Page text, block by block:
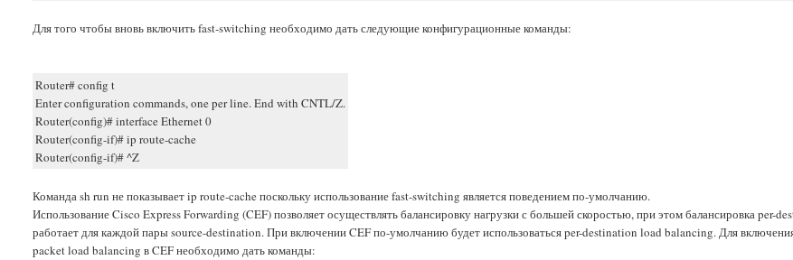
Для того чтобы вновь включить fast-switching необходимо дать следующие конфигурационные команды:
Router# config t
Enter configuration commands, one per line. End with CNTL/Z.
Router(config)# interface Ethernet 0
Router(config-if)# ip route-cache
Router(config-if)# ^Z
Команда sh run не показывает ip route-cache поскольку использование fast-switching является поведением по-умолчанию.
Использование Cisco Express Forwarding (CEF) позволяет осуществлять балансировку нагрузки с большей скоростью, при этом балансировка per-
работает для каждой пары source-destination. При включении CEF по-умолчанию будет использоваться per-destination load balancing. Для
packet load balancing в CEF необходимо дать команды: